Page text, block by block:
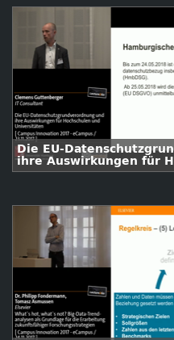
Die EU-
ihre Auswirkungen für
Universitäten